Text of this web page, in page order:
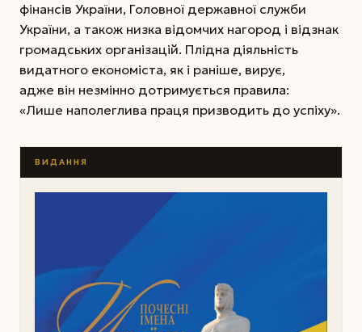
фінансів України, Головної державної служби
України, а також низка відомчих нагород і відзнак
громадських організацій. Плідна діяльність
видатного економіста, як і раніше, вирує,
адже він незмінно дотримується правила:
«Лише наполеглива праця призводить до успіху».
ВИДАННЯ